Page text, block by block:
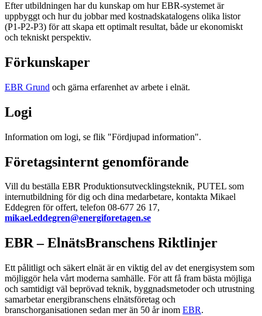
Efter utbildningen har du kunskap om hur EBR-systemet är
uppbyggt och hur du jobbar med kostnadskatalogens olika listor
(P1-P2-P3) för att skapa ett optimalt resultat, både ur ekonomiskt
och tekniskt perspektiv.
Förkunskaper
EBR Grund och gärna erfarenhet av arbete i elnät.
Logi
Information om logi, se flik "Fördjupad information".
Företagsinternt genomförande
Vill du beställa EBR Produktionsutvecklingsteknik, PUTEL som
internutbildning för dig och dina medarbetare, kontakta Mikael
Eddegren för offert, telefon 08-677 26 17,
mikael.eddegren@energiforetagen.se
EBR – ElnätsBranschens Riktlinjer
Ett pålitligt och säkert elnät är en viktig del av det energisystem som
möjliggör hela vårt moderna samhälle. För att få fram bästa möjliga
och samtidigt väl beprövad teknik, byggnadsmetoder och utrustning
samarbetar energibranschens elnätsföretag och
branschorganisationen sedan mer än 50 år inom EBR.